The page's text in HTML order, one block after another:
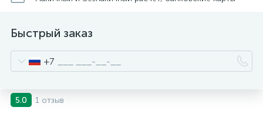
Быстрый заказ
+7
5.0 1 отзыв